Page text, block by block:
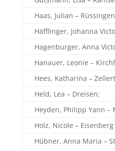
Haas, Julian –
Häfflinger, Johanna
Hagenburger, Anna
Hanauer, Leonie –
Hees, Katharina –
Held, Lea – Dreisen;
Heyden, Philipp Yann –
Holz, Nicole – Eisenberg
Hübner, Anna Maria –